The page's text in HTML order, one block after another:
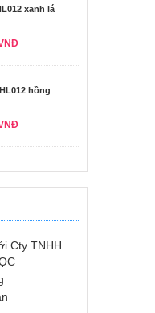
xanh lá
hồng
Cty TNHH